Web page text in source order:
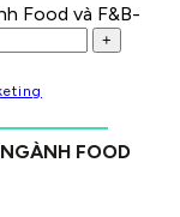
Food và F&B-
+
FOOD